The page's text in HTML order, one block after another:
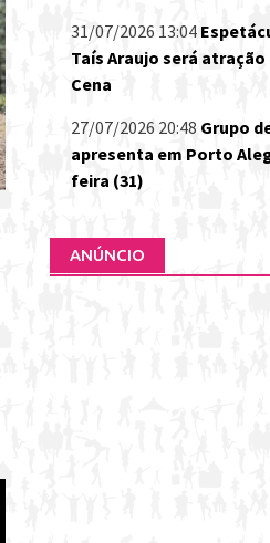
31/07/2026 13:04
Taís Araujo será atração
Cena
27/07/2026 20:48 Grupo
apresenta em Porto
feira (31)
ANÚNCIO